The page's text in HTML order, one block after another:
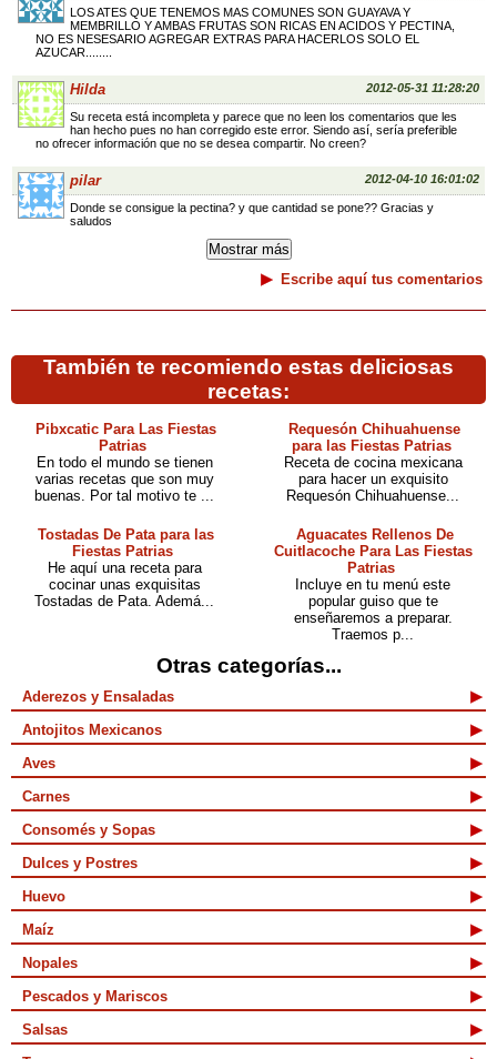
LOS ATES QUE TENEMOS MAS COMUNES SON GUAYAVA Y
MEMBRILLO Y AMBAS FRUTAS SON RICAS EN ACIDOS Y PECTINA,
NO ES NESESARIO AGREGAR EXTRAS PARA HACERLOS SOLO EL
AZUCAR........
Hilda 2012-05-31 11:28:20
Su receta está incompleta y parece que no leen los comentarios que les
han hecho pues no han corregido este error. Siendo así, sería preferible
no ofrecer información que no se desea compartir. No creen?
pilar 2012-04-10 16:01:02
Donde se consigue la pectina? y que cantidad se pone?? Gracias y
saludos
Escribe aquí tus comentarios
También te recomiendo estas deliciosas
recetas:
Pibxcatic Para Las Fiestas
Patrias
En todo el mundo se tienen
varias recetas que son muy
buenas. Por tal motivo te ...
Requesón Chihuahuense
para las Fiestas Patrias
Receta de cocina mexicana
para hacer un exquisito
Requesón Chihuahuense...
Tostadas De Pata para las
Fiestas Patrias
He aquí una receta para
cocinar unas exquisitas
Tostadas de Pata. Ademá...
Aguacates Rellenos De
Cuitlacoche Para Las Fiestas
Patrias
Incluye en tu menú este
popular guiso que te
enseñaremos a preparar.
Traemos p...
Otras categorías...
Aderezos y Ensaladas
Antojitos Mexicanos
Aves
Carnes
Consomés y Sopas
Dulces y Postres
Huevo
Maíz
Nopales
Pescados y Mariscos
Salsas